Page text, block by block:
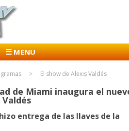
☰ MENU
El show de Alexis Valdés
de Miami inaugura el
entrega de las llaves de la